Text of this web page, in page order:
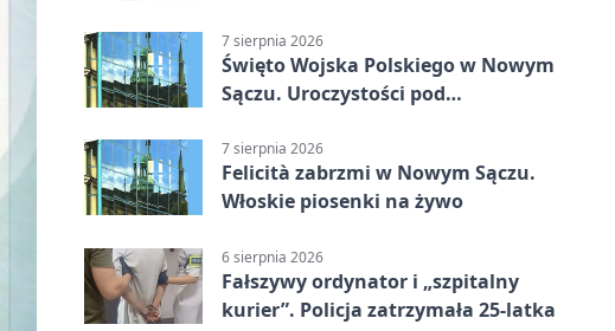
7 sierpnia 2026
Święto Wojska Polskiego w Nowym
Sączu. Uroczystości pod
7 sierpnia 2026
Felicità zabrzmi w Nowym Sączu.
Włoskie piosenki na żywo
6 sierpnia 2026
Fałszywy ordynator i „szpitalny
kurier”. Policja zatrzymała 25-latka